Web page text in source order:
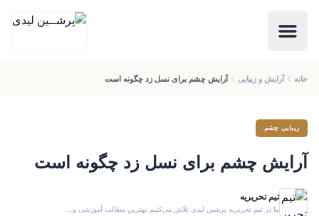
خانه آرایش و زیبایی آرایش چشم برای نسل زد چگونه است
زیبایی چشم
آرایش چشم برای نسل زد چگونه است
تیم تحریریه
ما در تیم تحریریه پرشین لیدی تلاش می‌کنیم بهترین مطالب آموزشی و…